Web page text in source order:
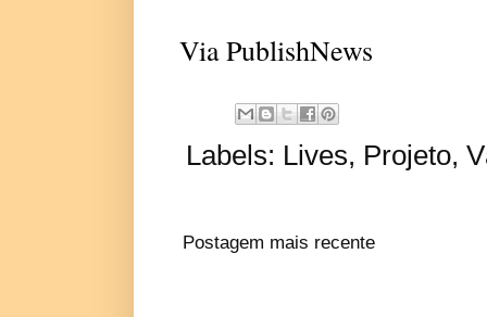
Via PublishNews
Labels: Lives, Projeto,
Postagem mais recente